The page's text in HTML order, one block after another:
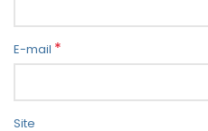
E-mail *
Site